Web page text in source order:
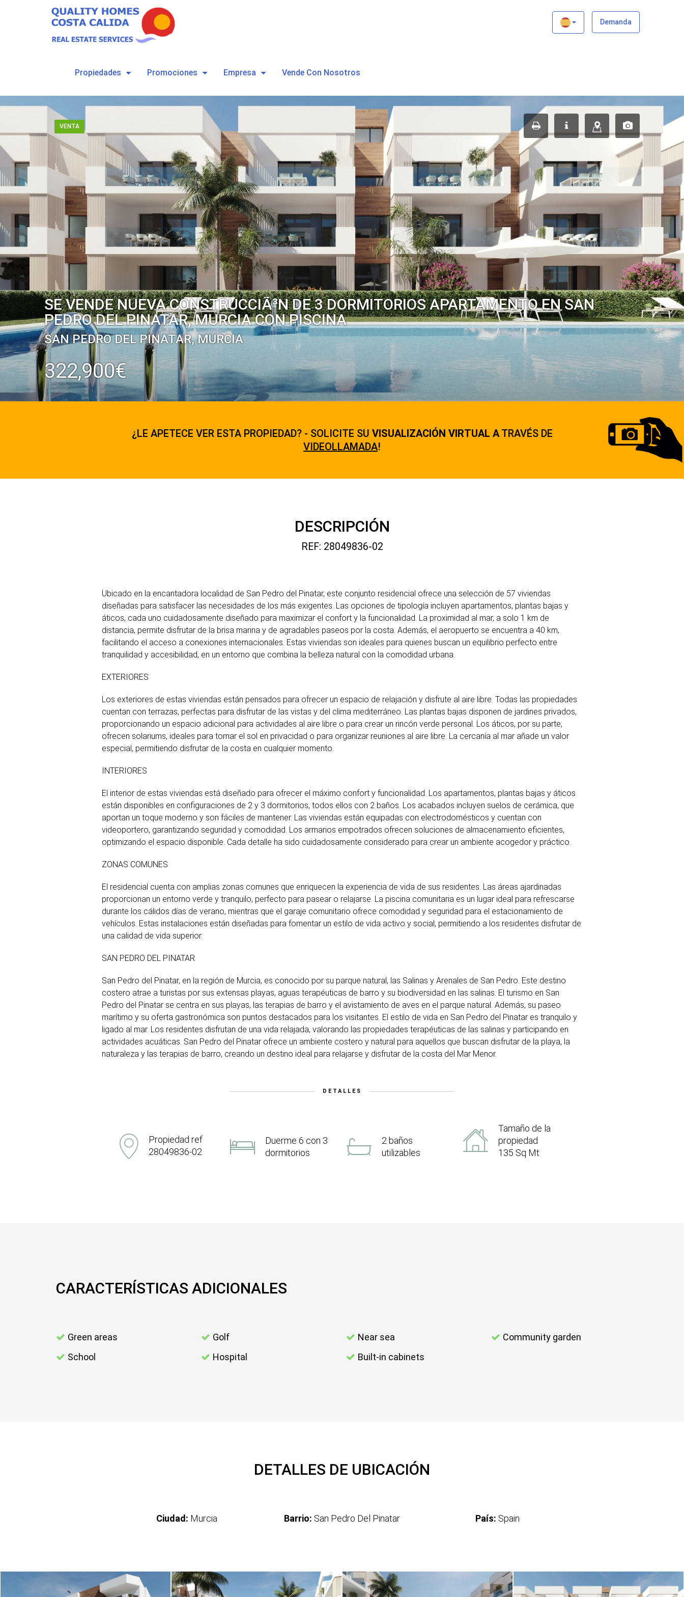
Propiedades Promociones Empresa Vende Con Nosotros
Demanda
VENTA
SE VENDE NUEVA CONSTRUCCIÃ³N DE 3 DORMITORIOS APARTAMENTO EN SAN
PEDRO DEL PINATAR, MURCIA CON PISCINA
SAN PEDRO DEL PINATAR, MURCIA
322,900€
¿LE APETECE VER ESTA PROPIEDAD? - SOLICITE SU VISUALIZACIÓN VIRTUAL ATRAVÉS DE
VIDEOLLAMADA!
DESCRIPCIÓN
REF: 28049836-02
Ubicado en la encantadora localidad de San Pedro del Pinatar, este conjunto residencial ofrece una selección de 57 viviendas
diseñadas para satisfacer las necesidades de los más exigentes. Las opciones de tipología incluyen apartamentos, plantas bajas y
áticos, cada uno cuidadosamente diseñado para maximizar el confort y la funcionalidad. La proximidad al mar, a solo 1 km de
distancia, permite disfrutar de la brisa marina y de agradables paseos por la costa. Además, el aeropuerto se encuentra a 40 km,
facilitando el acceso a conexiones internacionales. Estas viviendas son ideales para quienes buscan un equilibrio perfecto entre
tranquilidad y accesibilidad, en un entorno que combina la belleza natural con la comodidad urbana.
EXTERIORES
Los exteriores de estas viviendas están pensados para ofrecer un espacio de relajación y disfrute al aire libre. Todas las propiedades
cuentan con terrazas, perfectas para disfrutar de las vistas y del clima mediterráneo. Las plantas bajas disponen de jardines privados,
proporcionando un espacio adicional para actividades al aire libre o para crear un rincón verde personal. Los áticos, por su parte,
ofrecen solariums, ideales para tomar el sol en privacidad o para organizar reuniones al aire libre. La cercanía al mar añade un valor
especial, permitiendo disfrutar de la costa en cualquier momento.
INTERIORES
El interior de estas viviendas está diseñado para ofrecer el máximo confort y funcionalidad. Los apartamentos, plantas bajas y áticos
están disponibles en configuraciones de 2 y 3 dormitorios, todos ellos con 2 baños. Los acabados incluyen suelos de cerámica, que
aportan un toque moderno y son fáciles de mantener. Las viviendas están equipadas con electrodomésticos y cuentan con
videoportero, garantizando seguridad y comodidad. Los armarios empotrados ofrecen soluciones de almacenamiento eficientes,
optimizando el espacio disponible. Cada detalle ha sido cuidadosamente considerado para crear un ambiente acogedor y práctico.
ZONAS COMUNES
El residencial cuenta con amplias zonas comunes que enriquecen la experiencia de vida de sus residentes. Las áreas ajardinadas
proporcionan un entorno verde y tranquilo, perfecto para pasear o relajarse. La piscina comunitaria es un lugar ideal para refrescarse
durante los cálidos días de verano, mientras que el garaje comunitario ofrece comodidad y seguridad para el estacionamiento de
vehículos. Estas instalaciones están diseñadas para fomentar un estilo de vida activo y social, permitiendo a los residentes disfrutar de
una calidad de vida superior.
SAN PEDRO DEL PINATAR
San Pedro del Pinatar, en la región de Murcia, es conocido por su parque natural, las Salinas y Arenales de San Pedro. Este destino
costero atrae a turistas por sus extensas playas, aguas terapéuticas de barro y su biodiversidad en las salinas. El turismo en San
Pedro del Pinatar se centra en sus playas, las terapias de barro y el avistamiento de aves en el parque natural. Además, su paseo
marítimo y su oferta gastronómica son puntos destacados para los visitantes. El estilo de vida en San Pedro del Pinatar es tranquilo y
ligado al mar. Los residentes disfrutan de una vida relajada, valorando las propiedades terapéuticas de las salinas y participando en
actividades acuáticas. San Pedro del Pinatar ofrece un ambiente costero y natural para aquellos que buscan disfrutar de la playa, la
naturaleza y las terapias de barro, creando un destino ideal para relajarse y disfrutar de la costa del Mar Menor.
DETALLES
Propiedad ref
28049836-02
Duerme 6 con 3
dormitorios
2 baños
utilizables
Tamaño de la
propiedad
135 Sq Mt
CARACTERÍSTICAS ADICIONALES
Green areas
School
Golf
Hospital
Near sea
Built-in cabinets
Community garden
DETALLES DE UBICACIÓN
Ciudad: Murcia Barrio: San Pedro Del Pinatar País: Spain